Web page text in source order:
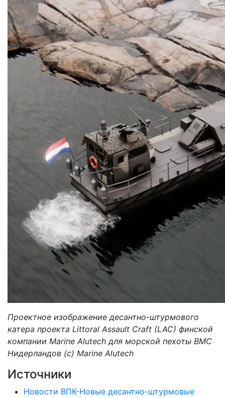
Проектное изображение десантно-штурмового
катера проекта Littoral Assault Craft (LAC) финской
компании Marine Alutech для морской пехоты ВМС
Нидерландов (с) Marine Alutech
Источники
Новости ВПК-Новые десантно-штурмовые